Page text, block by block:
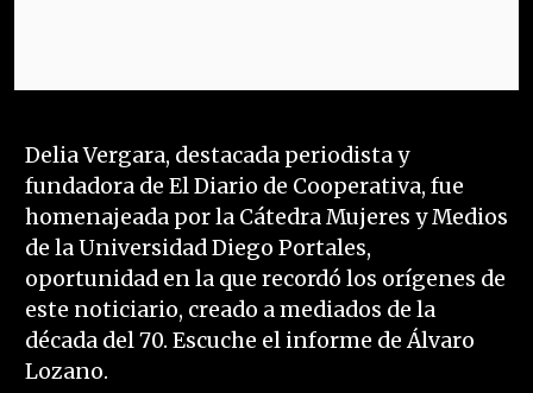
Delia Vergara, destacada periodista y
fundadora de El Diario de Cooperativa, fue
homenajeada por la Cátedra Mujeres y Medios
de la Universidad Diego Portales,
oportunidad en la que recordó los orígenes de
este noticiario, creado a mediados de la
década del 70. Escuche el informe de Álvaro
Lozano.